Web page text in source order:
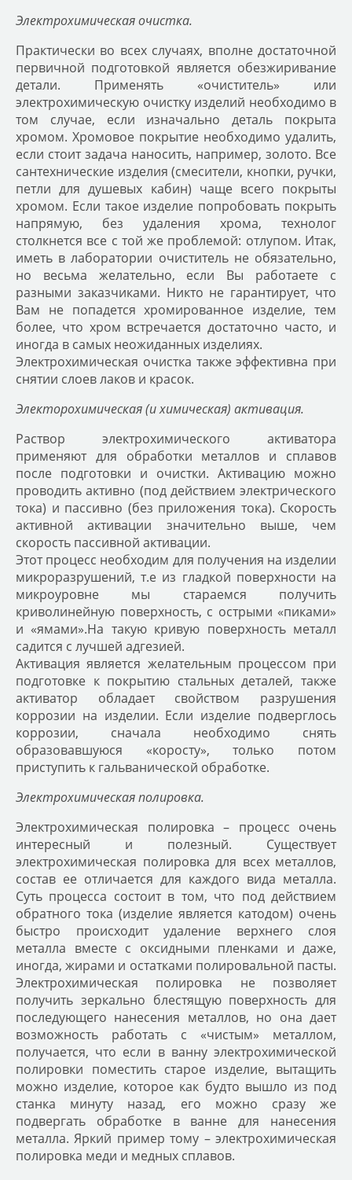
Электрохимическая очистка.
Практически во всех случаях, вполне достаточной
первичной подготовкой является обезжиривание
детали. Применять «очиститель» или
электрохимическую очистку изделий необходимо в
том случае, если изначально деталь покрыта
хромом. Хромовое покрытие необходимо удалить,
если стоит задача наносить, например, золото. Все
сантехнические изделия (смесители, кнопки, ручки,
петли для душевых кабин) чаще всего покрыты
хромом. Если такое изделие попробовать покрыть
напрямую, без удаления хрома, технолог
столкнется все с той же проблемой: отлупом. Итак,
иметь в лаборатории очиститель не обязательно,
но весьма желательно, если Вы работаете с
разными заказчиками. Никто не гарантирует, что
Вам не попадется хромированное изделие, тем
более, что хром встречается достаточно часто, и
иногда в самых неожиданных изделиях.
Электрохимическая очистка также эффективна при
снятии слоев лаков и красок.
Электорохимическая (и химическая) активация.
Раствор электрохимического активатора
применяют для обработки металлов и сплавов
после подготовки и очистки. Активацию можно
проводить активно (под действием электрического
тока) и пассивно (без приложения тока). Скорость
активной активации значительно выше, чем
скорость пассивной активации.
Этот процесс необходим для получения на изделии
микроразрушений, т.е из гладкой поверхности на
микроуровне мы стараемся получить
криволинейную поверхность, с острыми «пиками»
и «ямами».На такую кривую поверхность металл
садится с лучшей адгезией.
Активация является желательным процессом при
подготовке к покрытию стальных деталей, также
активатор обладает свойством разрушения
коррозии на изделии. Если изделие подверглось
коррозии, сначала необходимо снять
образовавшуюся «коросту», только потом
приступить к гальванической обработке.
Электрохимическая полировка.
Электрохимическая полировка – процесс очень
интересный и полезный. Существует
электрохимическая полировка для всех металлов,
состав ее отличается для каждого вида металла.
Суть процесса состоит в том, что под действием
обратного тока (изделие является катодом) очень
быстро происходит удаление верхнего слоя
металла вместе с оксидными пленками и даже,
иногда, жирами и остатками полировальной пасты.
Электрохимическая полировка не позволяет
получить зеркально блестящую поверхность для
последующего нанесения металлов, но она дает
возможность работать с «чистым» металлом,
получается, что если в ванну электрохимической
полировки поместить старое изделие, вытащить
можно изделие, которое как будто вышло из под
станка минуту назад, его можно сразу же
подвергать обработке в ванне для нанесения
металла. Яркий пример тому – электрохимическая
полировка меди и медных сплавов.